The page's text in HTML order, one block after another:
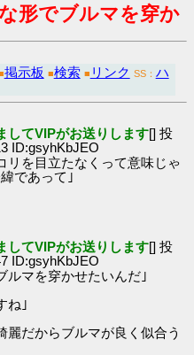
形でブルマを穿か
掲示板 ■検索 ■ リンク SS： ハ
してVIPがお送りします[] 投
ID:gsyhKbJEO
リを目立たなくって意味じゃ
であって｣
してVIPがお送りします[] 投
ID:gsyhKbJEO
ルマを穿かせたいんだ｣
ね｣
麗だからブルマが良く似合う